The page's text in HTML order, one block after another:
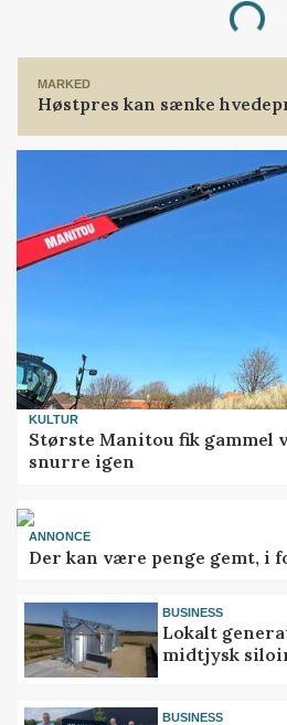
Loading...
MARKED
Høstpres kan sænke
KULTUR
Største Manitou fik gammel
snurre igen
ANNONCE
Der kan være penge gemt, i
BUSINESS
Lokalt
midtjysk
BUSINESS